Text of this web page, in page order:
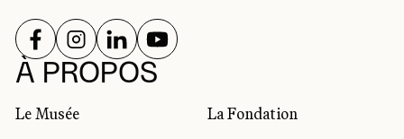
À PROPOS
Le Musée
La Fondation
RÉSEAUX SOCIAUX
SUIVEZ-NOUS SUR
SUIVEZ-NOUS SUR
SUIVEZ-NOUS SUR
SUIVEZ-NOUS SUR